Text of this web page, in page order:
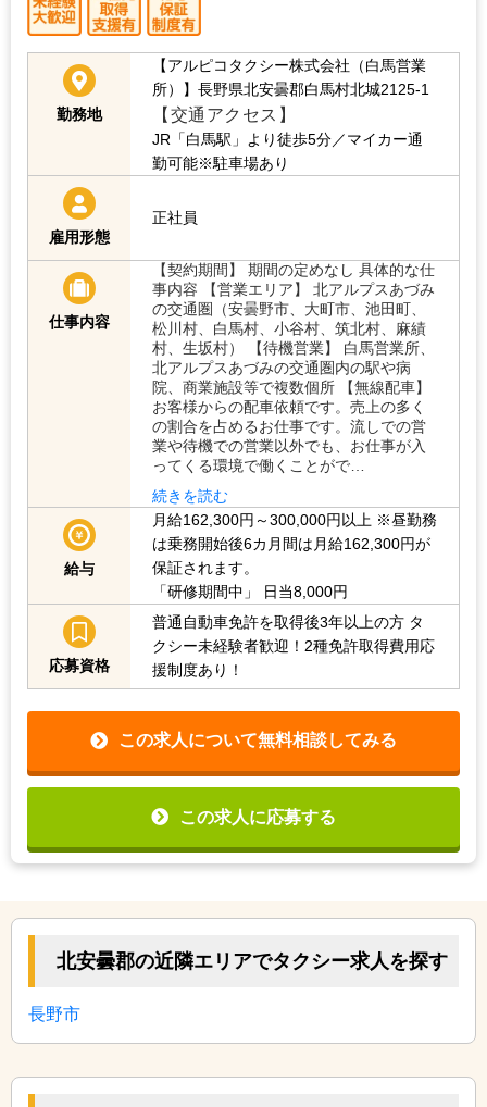
勤務地
【アルピコタクシー株式会社（白馬営業
所）】長野県北安曇郡白馬村北城2125-1
【交通アクセス】
JR「白馬駅」より徒歩5分／マイカー通
勤可能※駐車場あり
雇用形態
正社員
仕事内容
【契約期間】 期間の定めなし 具体的な仕
事内容 【営業エリア】 北アルプスあづみ
の交通圏（安曇野市、大町市、池田町、
松川村、白馬村、小谷村、筑北村、麻績
村、生坂村） 【待機営業】 白馬営業所、
北アルプスあづみの交通圏内の駅や病
院、商業施設等で複数個所 【無線配車】
お客様からの配車依頼です。売上の多く
の割合を占めるお仕事です。流しでの営
業や待機での営業以外でも、お仕事が入
ってくる環境で働くことがで…
続きを読む
給与
月給162,300円～300,000円以上 ※昼勤務
は乗務開始後6カ月間は月給162,300円が
保証されます。
「研修期間中」
日当8,000円
応募資格
普通自動車免許を取得後3年以上の方 タ
クシー未経験者歓迎！2種免許取得費用応
援制度あり！
この求人について無料相談してみる
この求人に応募する
北安曇郡の近隣エリアでタクシー求人を探す
長野市